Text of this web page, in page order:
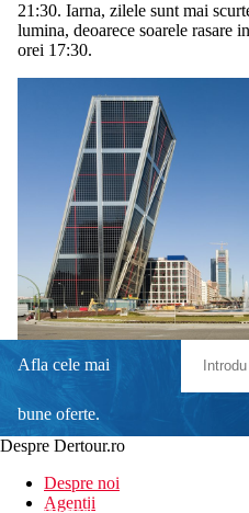
21:30. Iarna, zilele sunt mai
lumina, deoarece soarele rasare
orei 17:30.
Afla cele mai
bune oferte.
Despre Dertour.ro
Despre noi
Agentii